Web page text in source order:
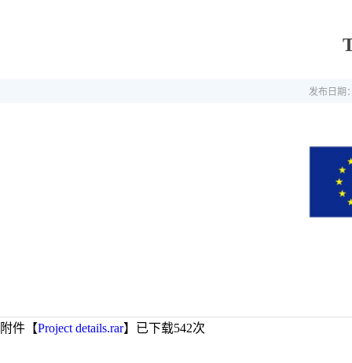
发布日期
附件【Project details.rar】已下载542次